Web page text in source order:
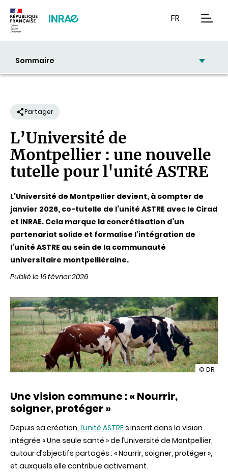
FR
Sommaire
Partager
L’Université de
Montpellier : une nouvelle
tutelle pour l'unité ASTRE
L’Université de Montpellier devient, à compter de
janvier 2026, co-tutelle de l’unité ASTRE avec le Cirad
et INRAE. Cela marque la concrétisation d’un
partenariat solide et formalise l’intégration de
l’unité ASTRE au sein de la communauté
universitaire montpelliéraine.
Publié le 16 février 2026
tutelle
pour
ASTRE
© DR
Une vision commune : « Nourrir,
soigner, protéger »
Depuis sa création, l’unité ASTREs’inscrit dans la vision
intégrée « Une seule santé » de l’Université de Montpellier,
autour d’objectifs partagés : « Nourrir, soigner, protéger »,
et auxquels elle contribue activement.